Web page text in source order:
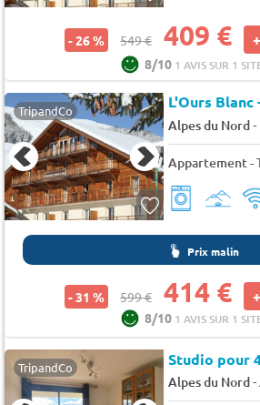
- 26 % 549 € 409 €
8/10 1 AVIS SUR 1
TripandCo L'Ours Blanc
Alpes du Nord-
Prix malin
- 31 % 599 € 414 €
8/10 1 AVIS SUR 1
TripandCo
Alpes du Nord-